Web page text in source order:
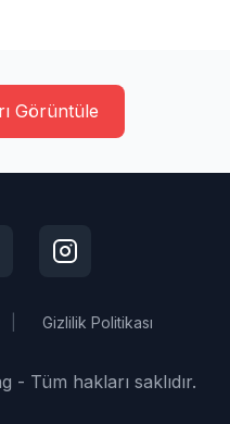
Görüntüle
Gizlilik Politikası
- Tüm hakları saklıdır.